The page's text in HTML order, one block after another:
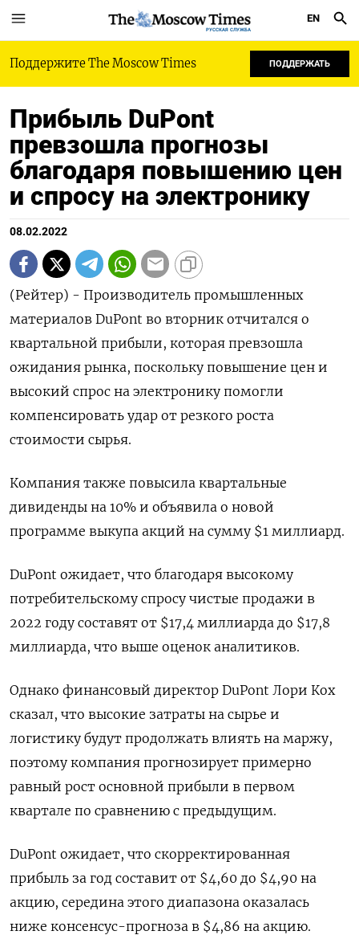
РУССКАЯ СЛУЖБА
EN
Поддержите The Moscow Times ПОДДЕРЖАТЬ
Прибыль DuPont
превзошла прогнозы
благодаря повышению цен
и спросу на электронику
08.02.2022
(Рейтер) - Производитель промышленных
материалов DuPont во вторник отчитался о
квартальной прибыли, которая превзошла
ожидания рынка, поскольку повышение цен и
высокий спрос на электронику помогли
компенсировать удар от резкого роста
стоимости сырья.
Компания также повысила квартальные
дивиденды на 10% и объявила о новой
программе выкупа акций на сумму $1 миллиард.
DuPont ожидает, что благодаря высокому
потребительскому спросу чистые продажи в
2022 году составят от $17,4 миллиарда до $17,8
миллиарда, что выше оценок аналитиков.
Однако финансовый директор DuPont Лори Кох
сказал, что высокие затраты на сырье и
логистику будут продолжать влиять на маржу,
поэтому компания прогнозирует примерно
равный рост основной прибыли в первом
квартале по сравнению с предыдущим.
DuPont ожидает, что скорректированная
прибыль за год составит от $4,60 до $4,90 на
акцию, середина этого диапазона оказалась
ниже консенсус-прогноза в $4,86 на акцию.